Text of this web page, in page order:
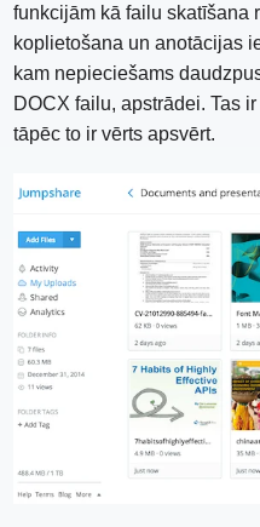
funkcijām kā failu skatīšana
koplietošana un anotācijas
kam nepieciešams
DOCX failu, apstrādei. Tas
tāpēc to ir vērts apsvērt.